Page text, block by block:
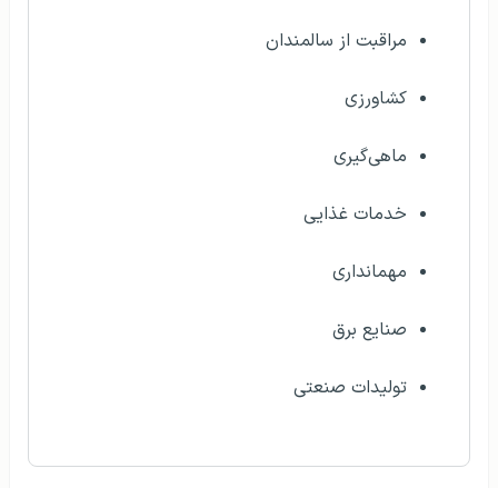
مراقبت از سالمندان
کشاورزی
ماهی‌گیری
خدمات غذایی
مهمانداری
صنایع برق
تولیدات صنعتی